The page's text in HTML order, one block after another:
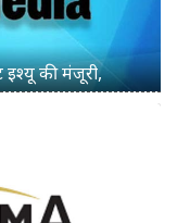
बोर्ड ने दी